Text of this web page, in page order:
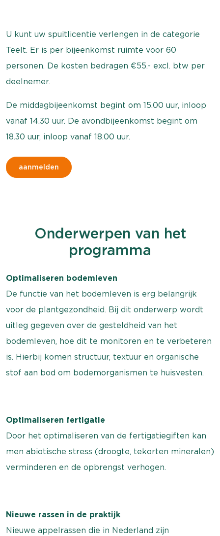
U kunt uw spuitlicentie verlengen in de categorie
Teelt. Er is per bijeenkomst ruimte voor 60
personen. De kosten bedragen €55.- excl. btw per
deelnemer.
De middagbijeenkomst begint om 15.00 uur, inloop
vanaf 14.30 uur. De avondbijeenkomst begint om
18.30 uur, inloop vanaf 18.00 uur.
aanmelden
Onderwerpen van het
programma
Optimaliseren bodemleven
De functie van het bodemleven is erg belangrijk
voor de plantgezondheid. Bij dit onderwerp wordt
uitleg gegeven over de gesteldheid van het
bodemleven, hoe dit te monitoren en te verbeteren
is. Hierbij komen structuur, textuur en organische
stof aan bod om bodemorganismen te huisvesten.
Optimaliseren fertigatie
Door het optimaliseren van de fertigatiegiften kan
men abiotische stress (droogte, tekorten mineralen)
verminderen en de opbrengst verhogen.
Nieuwe rassen in de praktijk
Nieuwe appelrassen die in Nederland zijn